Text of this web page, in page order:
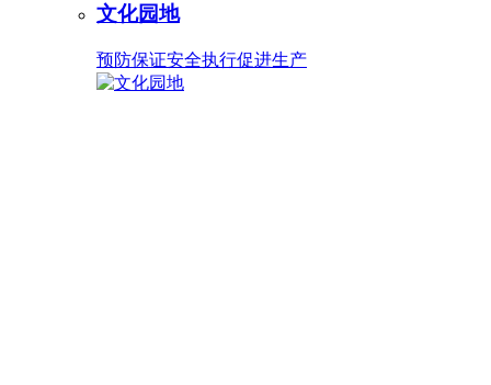
文化园地
预防保证安全执行促进生产